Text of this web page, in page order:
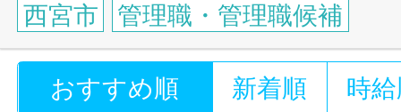
西宮市 管理職・管理職候補
おすすめ順 新着順 時